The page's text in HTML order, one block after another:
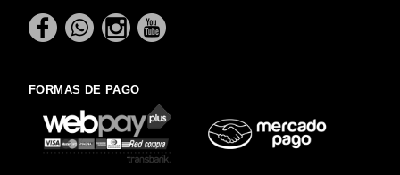
FORMAS DE PAGO